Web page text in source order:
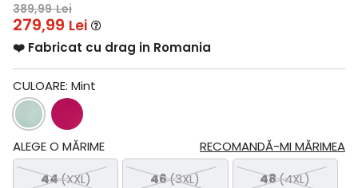
389,99 Lei
279,99 Lei
❤️ Fabricat cu drag in Romania
CULOARE: Mint
RECOMANDĂ-MI MĂRIMEA
ALEGE O MĂRIME
44(XXL) 46(3XL) 48(4XL)